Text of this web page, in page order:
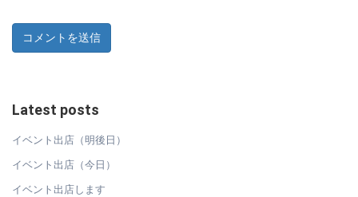
Latest posts
イベント出店（明後日）
イベント出店（今日）
イベント出店します